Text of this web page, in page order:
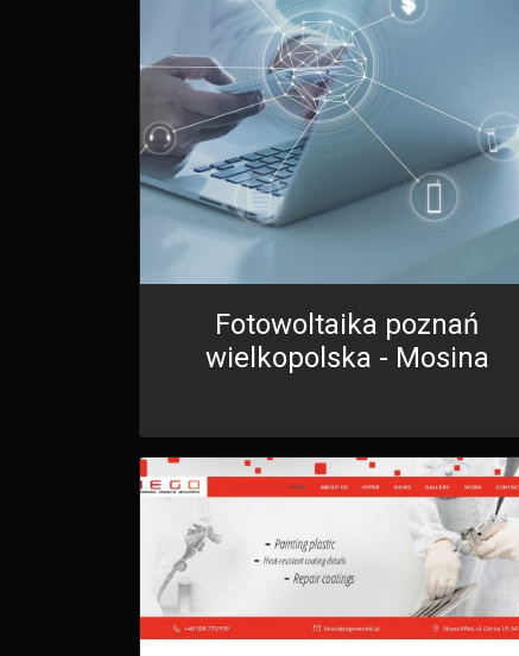
Fotowoltaika poznań
wielkopolska - Mosina